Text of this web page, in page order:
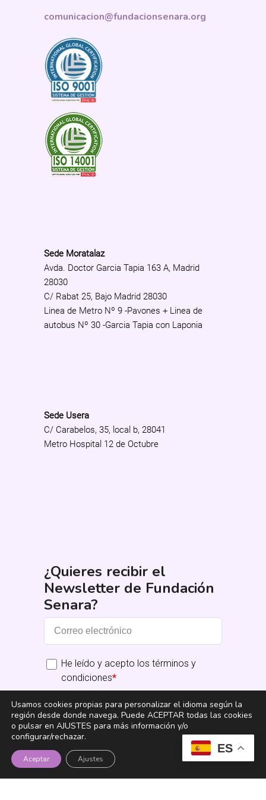
comunicacion@fundacionsenara.org
Sede Moratalaz
Avda. Doctor Garcia Tapia 163 A, Madrid
28030
C/ Rabat 25, Bajo Madrid 28030
Linea de Metro Nº 9 -Pavones + Linea de
autobus Nº 30 -Garcia Tapia con Laponia
Sede Usera
C/ Carabelos, 35, local b, 28041
Metro Hospital 12 de Octubre
¿Quieres recibir el
Newsletter de Fundación
Senara?
He leído y acepto los términos y
condiciones*
Suscribirme
ES
Usamos cookies propias para personalizar el idioma según la
región desde donde navega. Puede ACEPTAR todas las cookies
o pulsar en AJUSTES para más información y/o
configurar/rechazar.
Aceptar Ajustes